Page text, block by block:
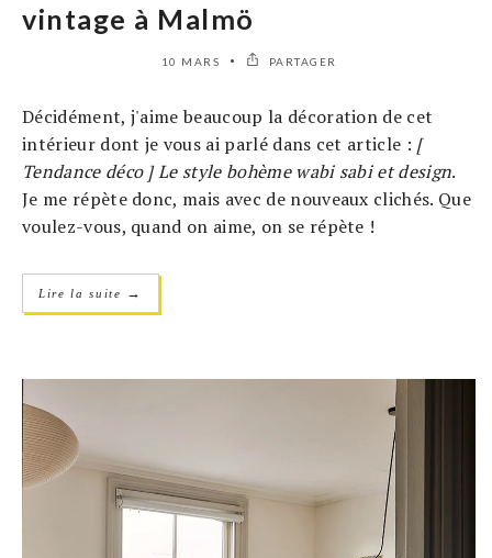
vintage à Malmö
10 MARS PARTAGER
Décidément, j'aime beaucoup la décoration de cet
intérieur dont je vous ai parlé dans cet article : [
Tendance déco ] Le style bohème wabi sabi et design.
Je me répète donc, mais avec de nouveaux clichés. Que
voulez-vous, quand on aime, on se répète !
Lire la suite →